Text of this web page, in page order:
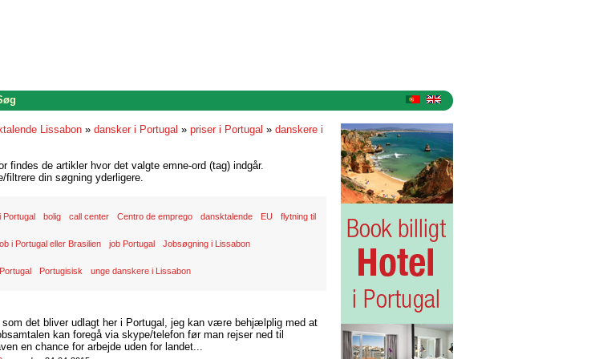
Lissabon » dansker i Portugal » priser i Portugal » danskere i
findes de artikler hvor det valgte emne-ord (tag) indgår.
din søgning yderligere.
Portugal bolig call center Centro de emprego dansktalende EU flytning til
i Portugal eller Brasilien job Portugal Jobsøgning i Lissabon
Portugal Portugisisk unge danskere i Lissabon
det bliver udlagt her i Portugal, jeg kan være behjælplig med at
kan foregå via skype/telefon før man rejser ned til
en chance for arbejde uden for landet...